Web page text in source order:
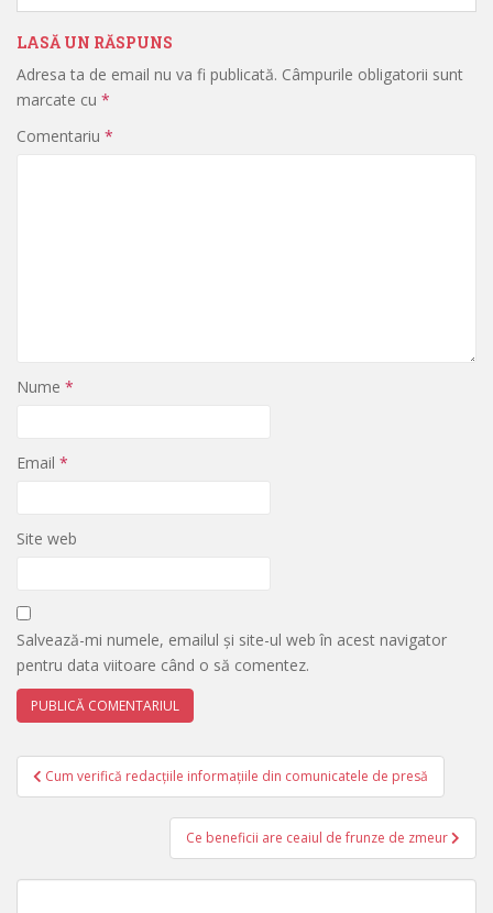
LASĂ UN RĂSPUNS
Adresa ta de email nu va fi publicată. Câmpurile obligatorii sunt
marcate cu *
Comentariu *
Nume *
Email *
Site web
Salvează-mi numele, emailul și site-ul web în acest navigator
pentru data viitoare când o să comentez.
Navigare
în
Cum verifică redacțiile informațiile din comunicatele de presă
Ce beneficii are ceaiul de frunze de zmeur